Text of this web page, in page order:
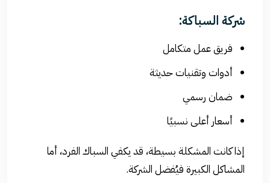
شركة السباكة:
فريق عمل متكامل
أدوات وتقنيات حديثة
ضمان رسمي
أسعار أعلى نسبيًا
إذا كانت المشكلة بسيطة، قد يكفي السباك الفرد، أما
المشاكل الكبيرة فيُفضل الشركة.